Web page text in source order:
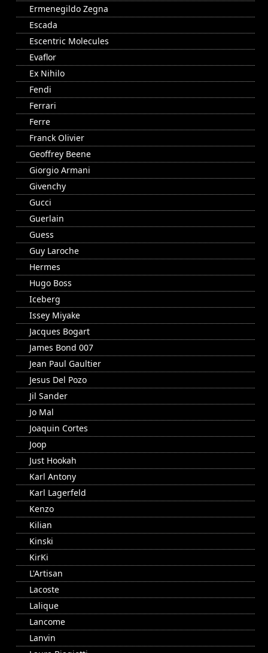
Ermenegildo Zegna
Escada
Escentric Molecules
Evaflor
Ex Nihilo
Fendi
Ferrari
Ferre
Franck Olivier
Geoffrey Beene
Giorgio Armani
Givenchy
Gucci
Guerlain
Guess
Guy Laroche
Hermes
Hugo Boss
Iceberg
Issey Miyake
Jacques Bogart
James Bond 007
Jean Paul Gaultier
Jesus Del Pozo
Jil Sander
Jo Mal
Joaquin Cortes
Joop
Just Hookah
Karl Antony
Karl Lagerfeld
Kenzo
Kilian
Kinski
KirKi
L'Artisan
Lacoste
Lalique
Lancome
Lanvin